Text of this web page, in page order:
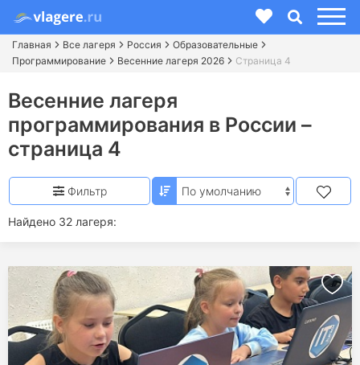
Главная Все лагеря Россия
Образовательные
Программирование
Весенние лагеря 2026 Страница 4
Весенние лагеря
программирования в России –
страница 4
Найдено 32 лагеря:
Фильтр